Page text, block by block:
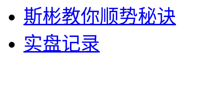
斯彬教你顺势秘诀
实盘记录